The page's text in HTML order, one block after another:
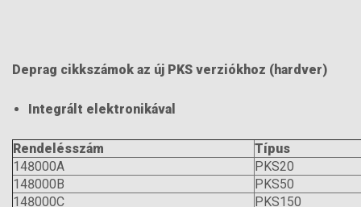
Deprag cikkszámok az új PKS verziókhoz (hardver)
Integrált elektronikával
Rendelésszám
Típus
148000A
PKS20
148000B
PKS50
148000C
PKS150